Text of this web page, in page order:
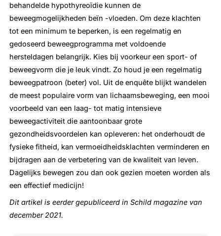
behandelde hypothyreoïdie kunnen de
beweegmogelijkheden beïn -vloeden. Om deze klachten
tot een minimum te beperken, is een regelmatig en
gedoseerd beweegprogramma met voldoende
hersteldagen belangrijk. Kies bij voorkeur een sport- of
beweegvorm die je leuk vindt. Zo houd je een regelmatig
beweegpatroon (beter) vol. Uit de enquête blijkt wandelen
de meest populaire vorm van lichaamsbeweging, een mooi
voorbeeld van een laag- tot matig intensieve
beweegactiviteit die aantoonbaar grote
gezondheidsvoordelen kan opleveren: het onderhoudt de
fysieke fitheid, kan vermoeidheidsklachten verminderen en
bijdragen aan de verbetering van de kwaliteit van leven.
Dagelijks bewegen zou dan ook gezien moeten worden als
een effectief medicijn!
Dit artikel is eerder gepubliceerd in Schild magazine van
december 2021.